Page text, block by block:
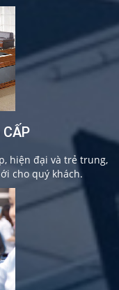
hiện đại và trẻ trung,
cho quý khách.